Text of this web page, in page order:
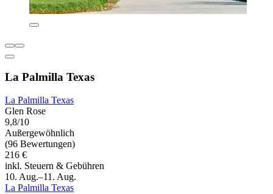
La Palmilla Texas
La Palmilla Texas
Glen Rose
9,8/10
Außergewöhnlich
(96 Bewertungen)
216 €
inkl. Steuern & Gebühren
10. Aug.–11. Aug.
La Palmilla Texas